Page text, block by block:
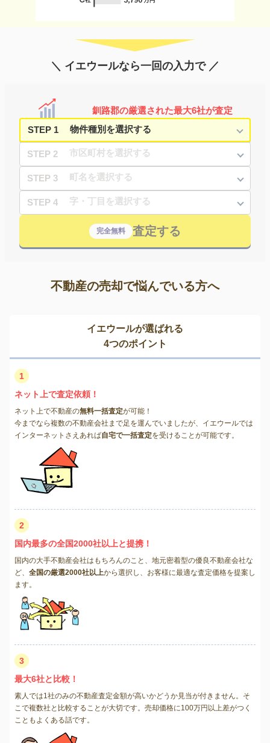
＼ イエウールなら一回の入力で ／
釧路郡の厳選された最大6社が査定
STEP 1
STEP 2
STEP 3
STEP 4
完全無料 査定する
不動産の売却で悩んでいる方へ
イエウールが選ばれる
4つのポイント
1
ネット上で査定依頼！
ネット上で不動産の無料一括査定が可能！
今までなら複数の不動産会社まで足を運んでいましたが、イエウールでは
インターネットさえあれば自宅で一括査定を受けることが可能です。
2
国内最多の全国2000社以上と提携！
国内の大手不動産会社はもちろんのこと、地元密着型の優良不動産会社な
ど、 全国の厳選2000社以上から選択し、お客様に最適な査定価格を提案し
ます。
3
最大6社と比較！
素人では1社のみの不動産査定金額が高いかどうか見当が付きません。そ
こで複数社と比較することが大切です。売却価格に100万円以上差がつく
こともよくある話です。